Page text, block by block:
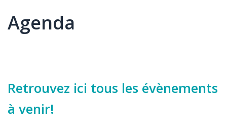
Agenda
Élément
Texte
Retrouvez ici tous les évènements
à venir!